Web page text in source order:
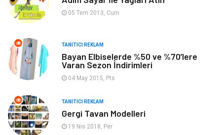
Ev İşleri Organizasyon
Sigorta Aksesuar
Mobilya
Bebek Giyim
Doğal Enerji Kaynakları
05 Tem 2013, Cum
TANITICI REKLAM
Bayan Elbiselerde %50 ve %70’lere
Varan Sezon İndirimleri
04 May 2015, Pts
TANITICI REKLAM
Gergi Tavan Modelleri
19 Nis 2018, Per